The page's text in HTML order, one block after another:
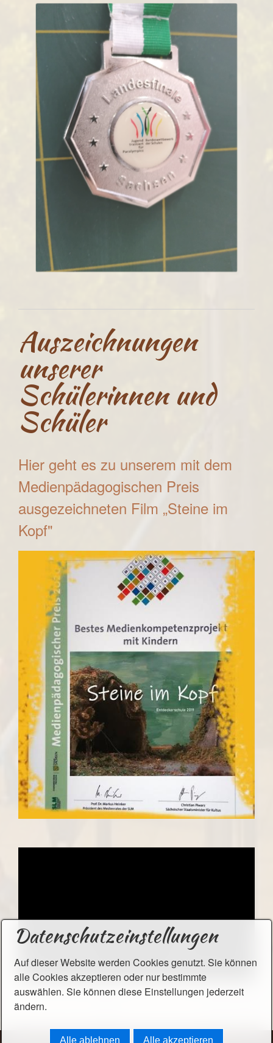
Auszeichnungen
unserer
Schülerinnen und
Schüler
Hier geht es zu unserem mit dem
Medienpädagogischen Preis
ausgezeichneten Film „Steine im
Kopf"
Datenschutzeinstellungen
Auf dieser Website werden Cookies genutzt. Sie können
alle Cookies akzeptieren oder nur bestimmte
auswählen. Sie können diese Einstellungen jederzeit
ändern.
Alle ablehnen Alle akzeptieren